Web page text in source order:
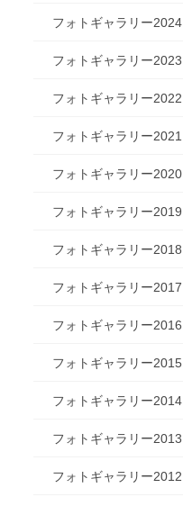
フォトギャラリー2024
フォトギャラリー2023
フォトギャラリー2022
フォトギャラリー2021
フォトギャラリー2020
フォトギャラリー2019
フォトギャラリー2018
フォトギャラリー2017
フォトギャラリー2016
フォトギャラリー2015
フォトギャラリー2014
フォトギャラリー2013
フォトギャラリー2012